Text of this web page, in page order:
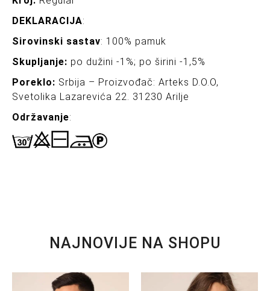
DEKLARACIJA:
Sirovinski sastav: 100% pamuk
Skupljanje: po dužini -1%; po širini -1,5%
Poreklo: Srbija – Proizvođač: Arteks D.O.O,
Svetolika Lazarevića 22. 31230 Arilje
Održavanje:
NAJNOVIJE NA SHOPU